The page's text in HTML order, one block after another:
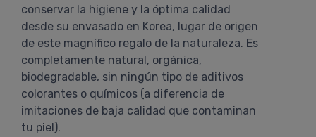
conservar la higiene y la óptima calidad
desde su envasado en Korea, lugar de origen
de este magnífico regalo de la naturaleza. Es
completamente natural, orgánica,
biodegradable, sin ningún tipo de aditivos
colorantes o químicos (a diferencia de
imitaciones de baja calidad que contaminan
tu piel).